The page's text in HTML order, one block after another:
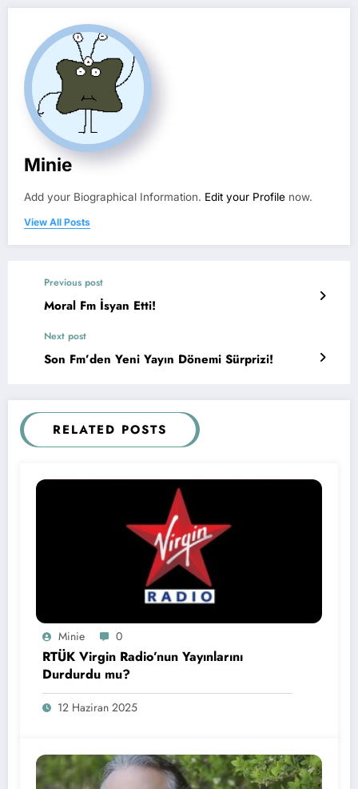
Minie
Add your Biographical Information. Edit your Profile now.
View All Posts
Previous post
Moral Fm İsyan Etti!
Next post
Son Fm’den Yeni Yayın Dönemi Sürprizi!
RELATED POSTS
Minie 0
RTÜK Virgin Radio’nun Yayınlarını
Durdurdu mu?
12 Haziran 2025